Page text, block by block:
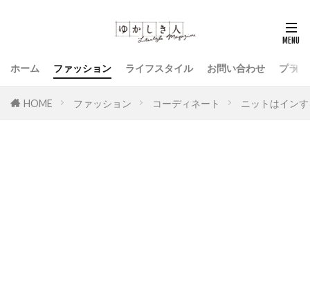
ホーム ファッション ライフスタイル お問い合わせ プラ
HOME ファッション コーディネート ニットはイン